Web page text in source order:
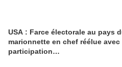
USA : Farce électorale au pays
marionnette en chef réélue avec
participation…